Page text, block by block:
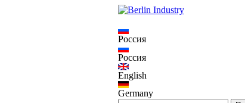
Россия
Россия
English
Germany